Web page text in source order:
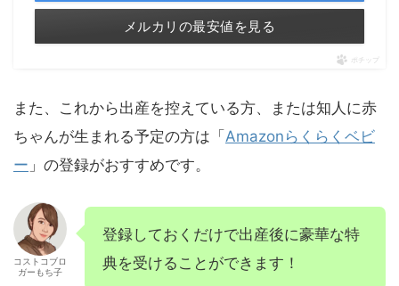
メルカリの最安値を見る
ポチップ
また、これから出産を控えている方、または知人に赤
ちゃんが生まれる予定の方は「 Amazonらくらくベビ
ー 」の登録がおすすめです。
コストコブロ
ガーもち子
登録しておくだけで出産後に豪華な特
典を受けることができます！